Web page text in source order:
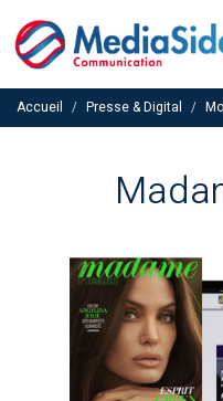
Accueil / Presse & Digital /